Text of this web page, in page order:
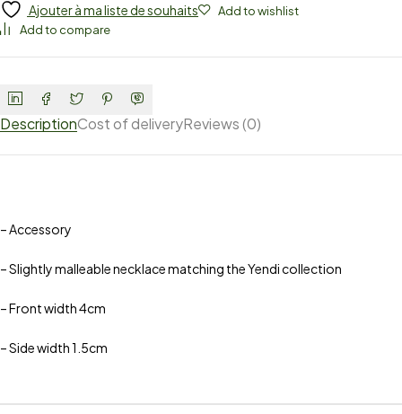
Ajouter à ma liste de souhaits
Add to wishlist
Add to compare
DescriptionCost of deliveryReviews (0)
– Accessory
– Slightly malleable necklace matching the Yendi collection
– Front width 4cm
– Side width 1.5cm